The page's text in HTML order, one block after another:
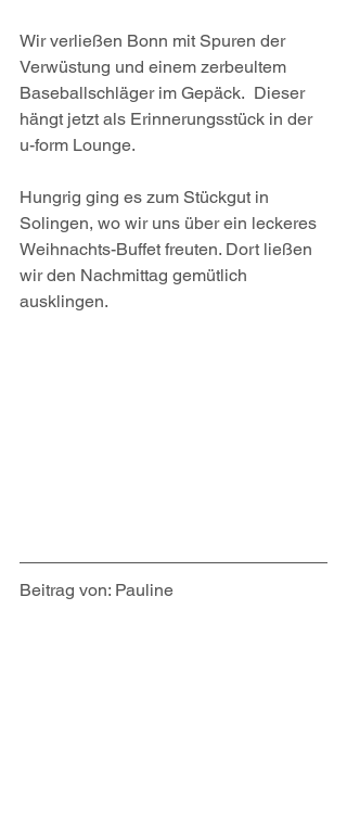
Wir verließen Bonn mit Spuren der
Verwüstung und einem zerbeultem
Baseballschläger im Gepäck.  Dieser
hängt jetzt als Erinnerungsstück in der
u-form Lounge.
Hungrig ging es zum Stückgut in
Solingen, wo wir uns über ein leckeres
Weihnachts-Buffet freuten. Dort ließen
wir den Nachmittag gemütlich
ausklingen.
Beitrag von: Pauline